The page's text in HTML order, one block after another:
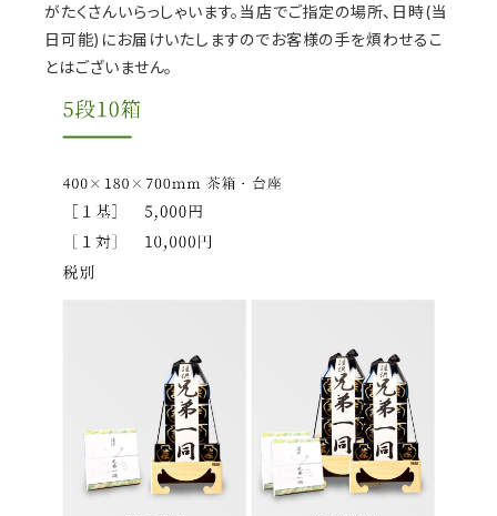
がたくさんいらっしゃいます。当店でご指定の場所、日時(当
日可能)にお届けいたしますのでお客様の手を煩わせるこ
とはございません。